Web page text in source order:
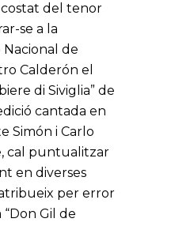
del tenor
se a la
de
Calderón el
di Siviglia” de
cantada en
Simón i Carlo
cal puntualitzar
en diverses
per error
“Don Gil de